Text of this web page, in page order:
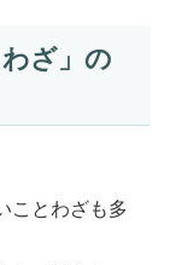
ざ」の
ことわざも多